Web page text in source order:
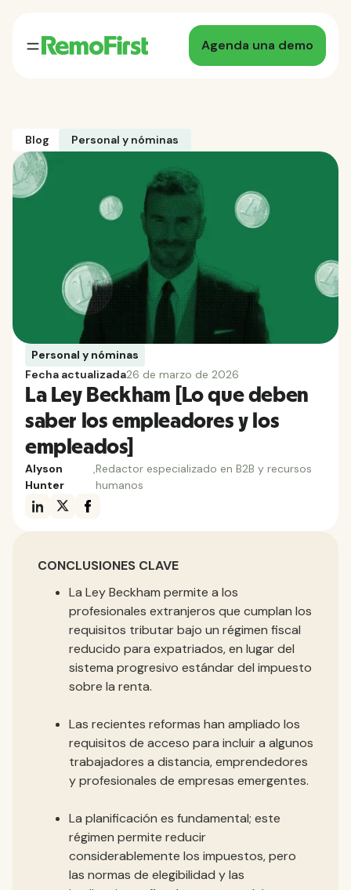
Agenda una demo
Blog Personal y nóminas
Personal y nóminas
Fecha actualizada26 de marzo de 2026
La Ley Beckham [Lo que deben
saber los empleadores y los
empleados]
Alyson
Hunter
,Redactor especializado en B2B y recursos
humanos
CONCLUSIONES CLAVE
La Ley Beckham permite a los
profesionales extranjeros que cumplan los
requisitos tributar bajo un régimen fiscal
reducido para expatriados, en lugar del
sistema progresivo estándar del impuesto
sobre la renta.
Las recientes reformas han ampliado los
requisitos de acceso para incluir a algunos
trabajadores a distancia, emprendedores
y profesionales de empresas emergentes.
La planificación es fundamental; este
régimen permite reducir
considerablemente los impuestos, pero
las normas de elegibilidad y las